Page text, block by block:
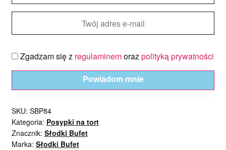
Zgadzam się z regulaminemorazpolityką prywatności
Powiadom mnie
SKU: SBP84
Kategoria: Posypki na tort
Znacznik: Słodki Bufet
Marka: Słodki Bufet